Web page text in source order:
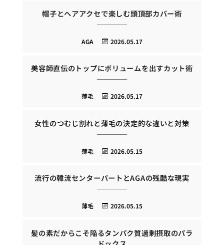
帽子とヘアアクセで楽しむ頭頂部カバー術
2026.05.17
AGA
美容師直伝のトップにボリュームを出すカット術
2026.05.17
薄毛
女性のつむじ割れと薄毛の決定的な違いと対策
2026.05.15
薄毛
流行の韓流センターパートとAGAの残酷な現実
2026.05.15
薄毛
髪の素だからこそ陥るタンパク質過剰摂取のパラ